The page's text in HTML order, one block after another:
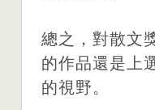
總之，對散文
的作品還是上
的視野。